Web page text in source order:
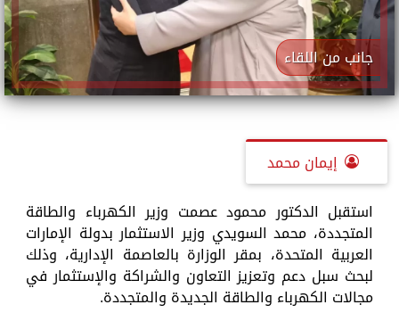
جانب من اللقاء
إيمان محمد
استقبل الدكتور محمود عصمت وزير الكهرباء والطاقة
المتجددة، محمد السويدي وزير الاستثمار بدولة الإمارات
العربية المتحدة، بمقر الوزارة بالعاصمة الإدارية، وذلك
لبحث سبل دعم وتعزيز التعاون والشراكة والإستثمار في
مجالات الكهرباء والطاقة الجديدة والمتجددة.